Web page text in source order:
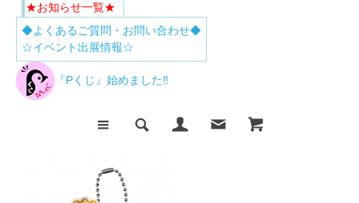
★お知らせ一覧★
◆よくあるご質問・お問い合わせ◆
☆イベント出展情報☆
『Pくじ』始めました‼